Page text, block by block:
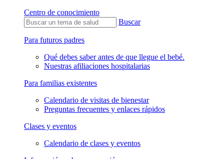
Centro de conocimiento
Buscar
Para futuros padres
Qué debes saber antes de que llegue el bebé.
Nuestras afiliaciones hospitalarias
Para familias existentes
Calendario de visitas de bienestar
Preguntas frecuentes y enlaces rápidos
Clases y eventos
Calendario de clases y eventos